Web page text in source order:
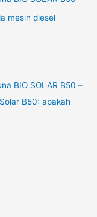
mesin diesel
BIO SOLAR B50 –
B50: apakah